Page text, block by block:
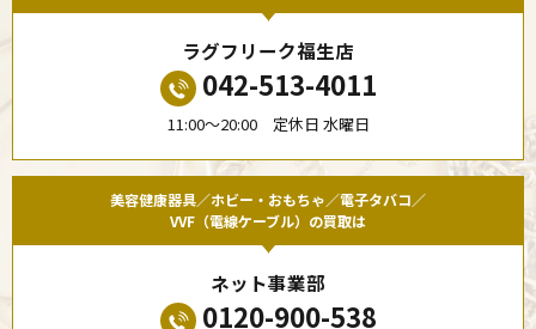
ラグフリーク福生店
042-513-4011
11:00〜20:00 定休日 水曜日
美容健康器具／ホビー・おもちゃ／電子タバコ／
VVF（電線ケーブル）の買取は
ネット事業部
0120-900-538